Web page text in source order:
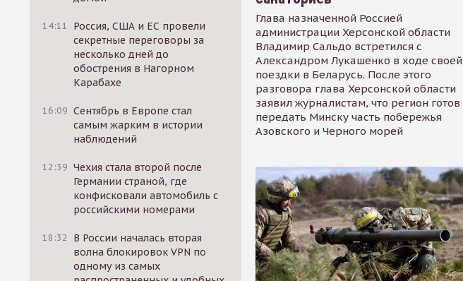
14:11
Россия, США и ЕС провели
секретные переговоры за
несколько дней до
обострения в Нагорном
Карабахе
16:09 Сентябрь в Европе стал
самым жарким в истории
наблюдений
12:39 Чехия стала второй после
Германии страной, где
конфисковали автомобиль с
российскими номерами
18:32
В России началась вторая
волна блокировок VPN по
одному из самых
Глава назначенной Россией
администрации Херсонской области
Владимир Сальдо встретился с
Александром Лукашенко в ходе своей
поездки в Беларусь. После этого
разговора глава Херсонской области
заявил журналистам, что регион готов
передать Минску часть побережья
Азовского и Черного морей